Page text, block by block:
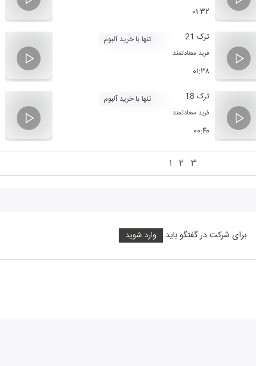
۰۱:۳۲
ترک 21
فرید سعادتمند
۰۱:۳۸
تنها با خرید آلبوم
ترک 18
فرید سعادتمند
۰۰:۴۰
تنها با خرید آلبوم
۱ ۲ ۳
برای شرکت در گفتگو باید وارد شوید